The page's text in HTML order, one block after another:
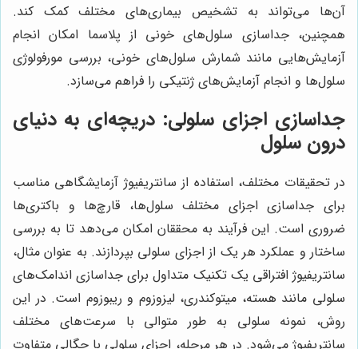
آن‌ها می‌تواند به تشخیص بیماری‌های مختلف کمک کند.
همچنین، جداسازی سلول‌های خونی از پلاسما امکان انجام
آزمایش‌هایی مانند شمارش سلول‌های خونی، بررسی مورفولوژی
سلول‌ها و انجام آزمایش‌های ژنتیکی را فراهم می‌سازد.
جداسازی اجزای سلولی: دریچه‌ای به دنیای
درون سلول
در تحقیقات مختلف، استفاده از سانتریفیوژ آزمایشگاهی مناسب
برای جداسازی اجزای مختلف سلول‌ها، قارچ‌ها و باکتری‌ها
ضروری است. این فرآیند به محققان امکان می‌دهد تا به بررسی
ساختار و عملکرد هر یک از اجزای سلولی بپردازند. به عنوان مثال،
سانتریفیوژ افتراقی یک تکنیک متداول برای جداسازی اندامک‌های
سلولی مانند هسته، میتوکندری، لیزوزوم و ریبوزوم است. در این
روش، نمونه سلولی به طور متوالی با سرعت‌های مختلف
سانتریفیوژ می‌شود. در هر مرحله، اجزای سلولی با چگالی متفاوت